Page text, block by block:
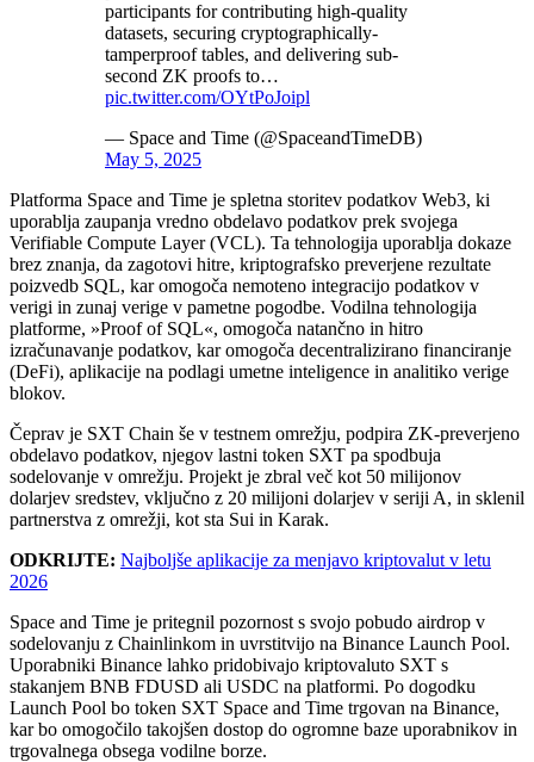
participants for contributing high-quality
datasets, securing cryptographically-
tamperproof tables, and delivering sub-
second ZK proofs to…
pic.twitter.com/OYtPoJoipl
— Space and Time (@SpaceandTimeDB)
May 5, 2025
Platforma Space and Time je spletna storitev podatkov Web3, ki
uporablja zaupanja vredno obdelavo podatkov prek svojega
Verifiable Compute Layer (VCL). Ta tehnologija uporablja dokaze
brez znanja, da zagotovi hitre, kriptografsko preverjene rezultate
poizvedb SQL, kar omogoča nemoteno integracijo podatkov v
verigi in zunaj verige v pametne pogodbe. Vodilna tehnologija
platforme, »Proof of SQL«, omogoča natančno in hitro
izračunavanje podatkov, kar omogoča decentralizirano financiranje
(DeFi), aplikacije na podlagi umetne inteligence in analitiko verige
blokov.
Čeprav je SXT Chain še v testnem omrežju, podpira ZK-preverjeno
obdelavo podatkov, njegov lastni token SXT pa spodbuja
sodelovanje v omrežju. Projekt je zbral več kot 50 milijonov
dolarjev sredstev, vključno z 20 milijoni dolarjev v seriji A, in sklenil
partnerstva z omrežji, kot sta Sui in Karak.
ODKRIJTE: Najboljše aplikacije za menjavo kriptovalut v letu
2026
Space and Time je pritegnil pozornost s svojo pobudo airdrop v
sodelovanju z Chainlinkom in uvrstitvijo na Binance Launch Pool.
Uporabniki Binance lahko pridobivajo kriptovaluto SXT s
stakanjem BNB FDUSD ali USDC na platformi. Po dogodku
Launch Pool bo token SXT Space and Time trgovan na Binance,
kar bo omogočilo takojšen dostop do ogromne baze uporabnikov in
trgovalnega obsega vodilne borze.